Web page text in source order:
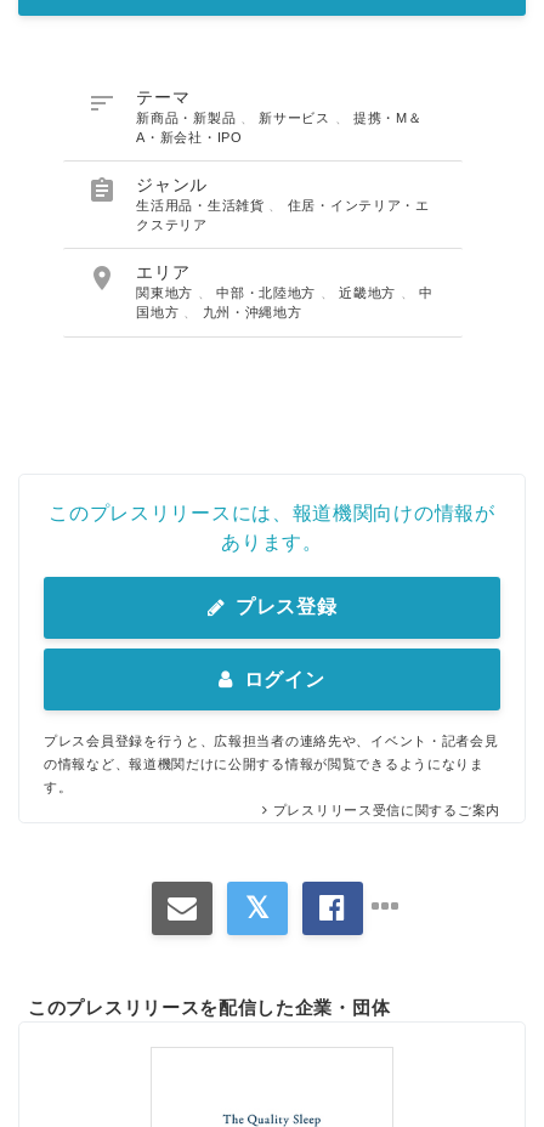
 テーマ
新商品・新製品 新サービス
提携・M＆
A・新会社・IPO
 ジャンル
生活用品・生活雑貨
住居・インテリア・エ
クステリア
 エリア
関東地方 、中部・北陸地方 、近畿地方 、中
国地方
九州・沖縄地方
このプレスリリースには、報道機関向けの情報が
あります。
プレス登録
ログイン
プレス会員登録を行うと、広報担当者の連絡先や、イベント・記者会見
の情報など、報道機関だけに公開する情報が閲覧できるようになりま
す。
プレスリリース受信に関するご案内
このプレスリリースを配信した企業・団体